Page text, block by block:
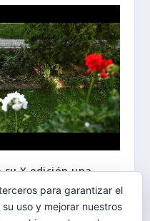
X edición una
de la historia del
para garantizar el
uso y mejorar nuestros